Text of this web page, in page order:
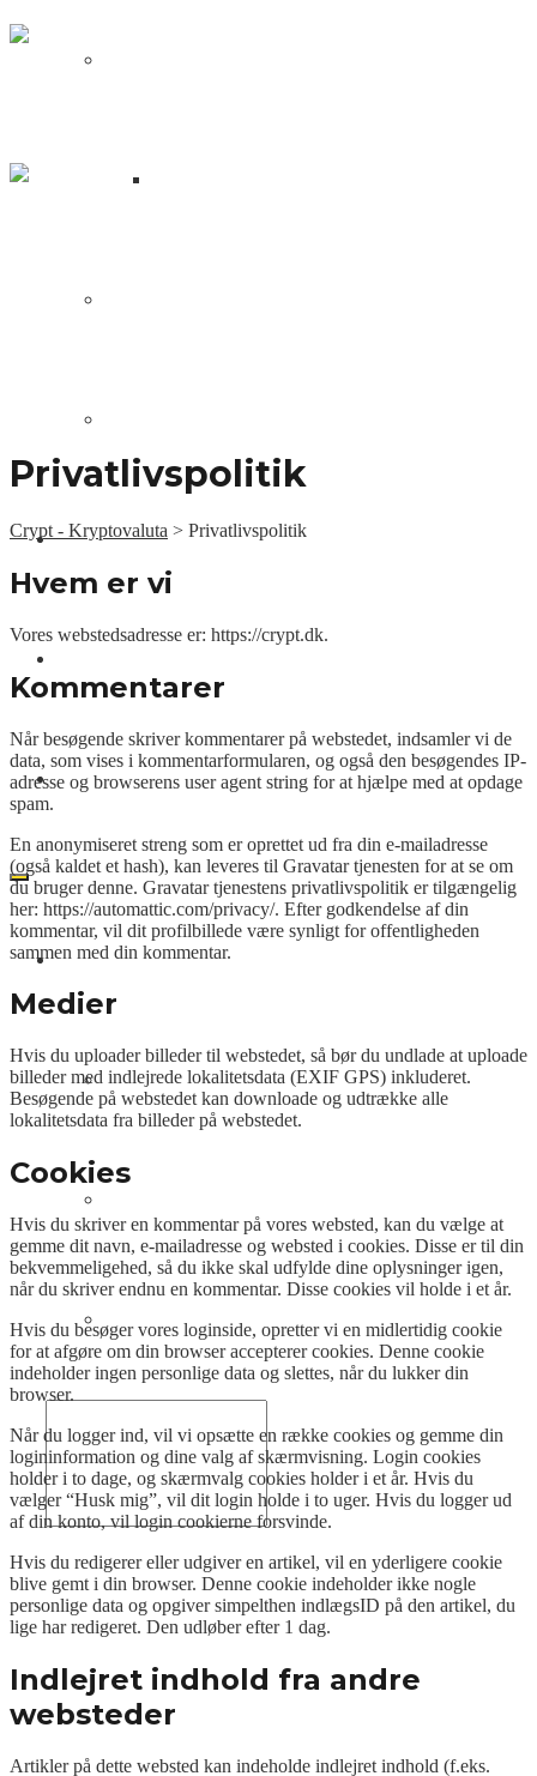
Nyheder
Videoer
CRYPT.DK
Om os
Kontakt os
Privatlivspolitik
Crypt - Kryptovaluta > Privatlivspolitik
Hvem er vi
Vores webstedsadresse er: https://crypt.dk.
Kommentarer
Når besøgende skriver kommentarer på webstedet, indsamler vi de
data, som vises i kommentarformularen, og også den besøgendes IP-
adresse og browserens user agent string for at hjælpe med at opdage
spam.
En anonymiseret streng som er oprettet ud fra din e-mailadresse
(også kaldet et hash), kan leveres til Gravatar tjenesten for at se om
du bruger denne. Gravatar tjenestens privatlivspolitik er tilgængelig
her: https://automattic.com/privacy/. Efter godkendelse af din
kommentar, vil dit profilbillede være synligt for offentligheden
sammen med din kommentar.
Medier
Hvis du uploader billeder til webstedet, så bør du undlade at uploade
billeder med indlejrede lokalitetsdata (EXIF GPS) inkluderet.
Besøgende på webstedet kan downloade og udtrække alle
lokalitetsdata fra billeder på webstedet.
Cookies
Hvis du skriver en kommentar på vores websted, kan du vælge at
gemme dit navn, e-mailadresse og websted i cookies. Disse er til din
bekvemmeligehed, så du ikke skal udfylde dine oplysninger igen,
når du skriver endnu en kommentar. Disse cookies vil holde i et år.
Hvis du besøger vores loginside, opretter vi en midlertidig cookie
for at afgøre om din browser accepterer cookies. Denne cookie
indeholder ingen personlige data og slettes, når du lukker din
browser.
Når du logger ind, vil vi opsætte en række cookies og gemme din
logininformation og dine valg af skærmvisning. Login cookies
holder i to dage, og skærmvalg cookies holder i et år. Hvis du
vælger “Husk mig”, vil dit login holde i to uger. Hvis du logger ud
af din konto, vil login cookierne forsvinde.
Hvis du redigerer eller udgiver en artikel, vil en yderligere cookie
blive gemt i din browser. Denne cookie indeholder ikke nogle
personlige data og opgiver simpelthen indlægsID på den artikel, du
lige har redigeret. Den udløber efter 1 dag.
Indlejret indhold fra andre
websteder
Artikler på dette websted kan indeholde indlejret indhold (f.eks.